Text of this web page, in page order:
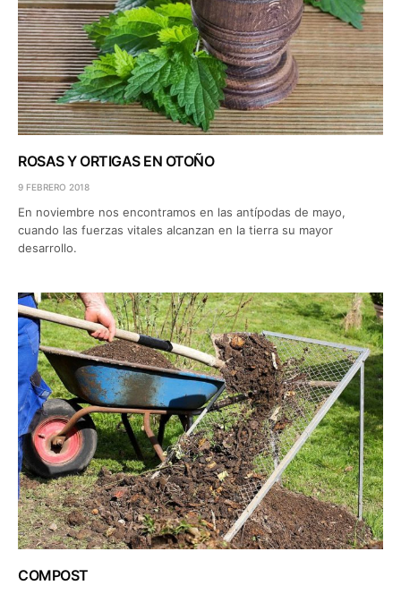
ROSAS Y ORTIGAS EN OTOÑO
9 FEBRERO 2018
En noviembre nos encontramos en las antípodas de mayo,
cuando las fuerzas vitales alcanzan en la tierra su mayor
desarrollo.
COMPOST